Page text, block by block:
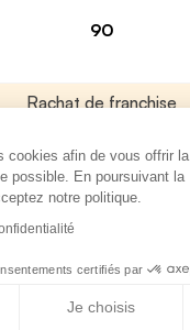
90
Rachat de franchise
Non
Décès / PTIA
cookies afin de vous offrir la
possible. En poursuivant la
notre politique.
certifiés par
Je choisis